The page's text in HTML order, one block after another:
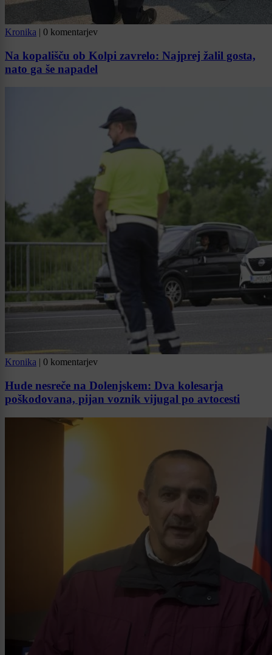
Kronika | 0 komentarjev
Na kopališču ob Kolpi zavrelo: Najprej žalil gosta,
nato ga še napadel
Kronika | 0 komentarjev
Hude nesreče na Dolenjskem: Dva kolesarja
poškodovana, pijan voznik vijugal po avtocesti